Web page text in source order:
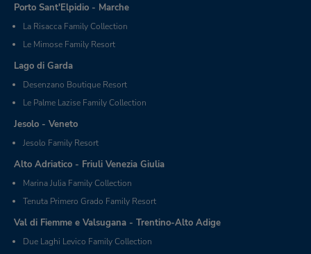
Porto Sant'Elpidio - Marche
La Risacca Family Collection
Le Mimose Family Resort
Lago di Garda
Desenzano Boutique Resort
Le Palme Lazise Family Collection
Jesolo - Veneto
Jesolo Family Resort
Alto Adriatico - Friuli Venezia Giulia
Marina Julia Family Collection
Tenuta Primero Grado Family Resort
Val di Fiemme e Valsugana - Trentino-Alto Adige
Due Laghi Levico Family Collection